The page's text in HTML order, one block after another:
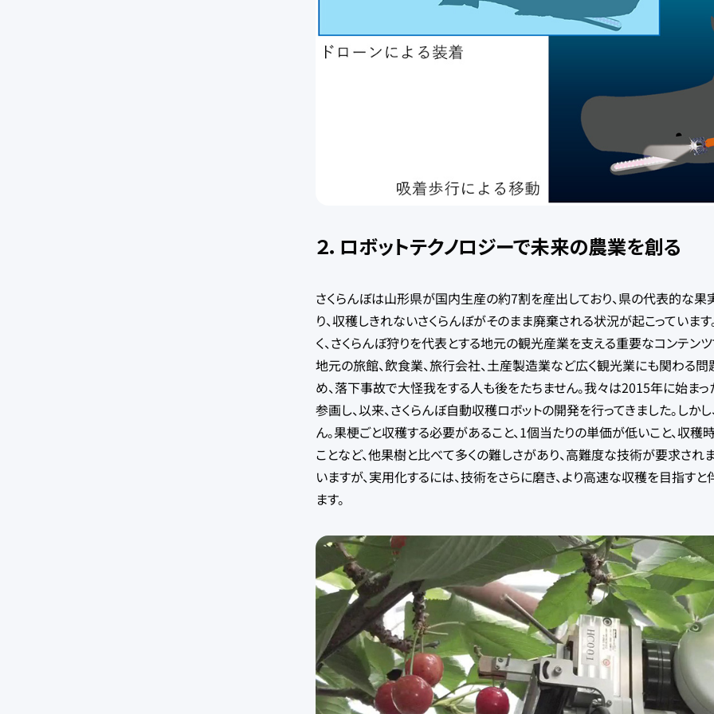
２．ロボットテクノロジーで未来の農業を創る
さくらんぼは山形県が国内生産の約7割を産出しており、県の代表的な果
り、収穫しきれないさくらんぼがそのまま廃棄される状況が起こっていま
く、さくらんぼ狩りを代表とする地元の観光産業を支える重要なコンテンツ
地元の旅館、飲食業、旅行会社、土産製造業など広く観光業にも関わる問
め、落下事故で大怪我をする人も後をたちません。我々は2015年に始まっ
参画し、以来、さくらんぼ自動収穫ロボットの開発を行ってきました。し
ん。果梗ごと収穫する必要があること、1個当たりの単価が低いこと、収
ことなど、他果樹と比べて多くの難しさがあり、高難度な技術が要求され
いますが、実用化するには、技術をさらに磨き、より高速な収穫を目指す
ます。